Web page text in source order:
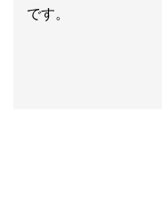
です。